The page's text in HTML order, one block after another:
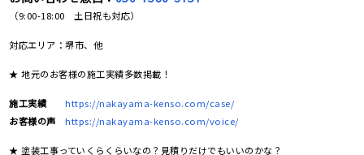
（9:00-18:00 土日祝も対応）
対応エリア：堺市、他
★ 地元のお客様の施工実績多数掲載！
施工実績
https://nakayama-kenso.com/case/
お客様の声
https://nakayama-kenso.com/voice/
★ 塗装工事っていくらくらいなの？見積りだけでもいいのかな？